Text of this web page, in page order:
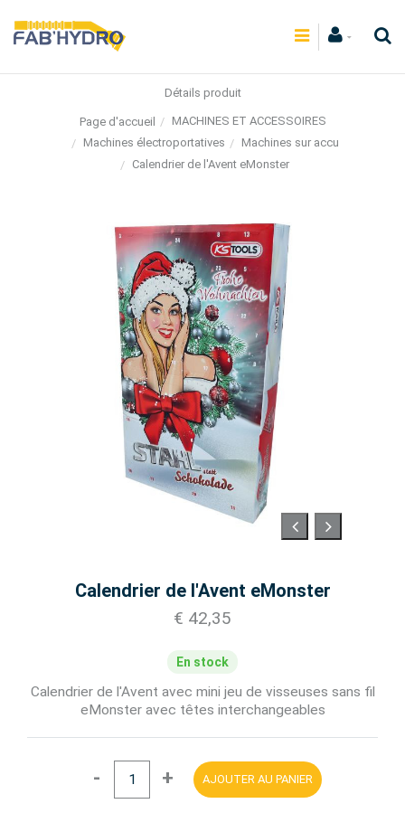
Détails produit
Page d'accueil
MACHINES ET ACCESSOIRES
Machines électroportatives
Machines sur accu
Calendrier de l'Avent eMonster
Calendrier de l'Avent eMonster
€ 42,35
En stock
Calendrier de l'Avent avec mini jeu de visseuses sans fil
eMonster avec têtes interchangeables
- + AJOUTER AU PANIER